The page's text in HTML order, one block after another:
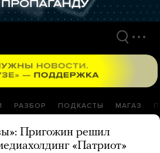
РАЗБОР ПОДКАСТЫ МАГАЗ
Пригожин решил
«Патриот»